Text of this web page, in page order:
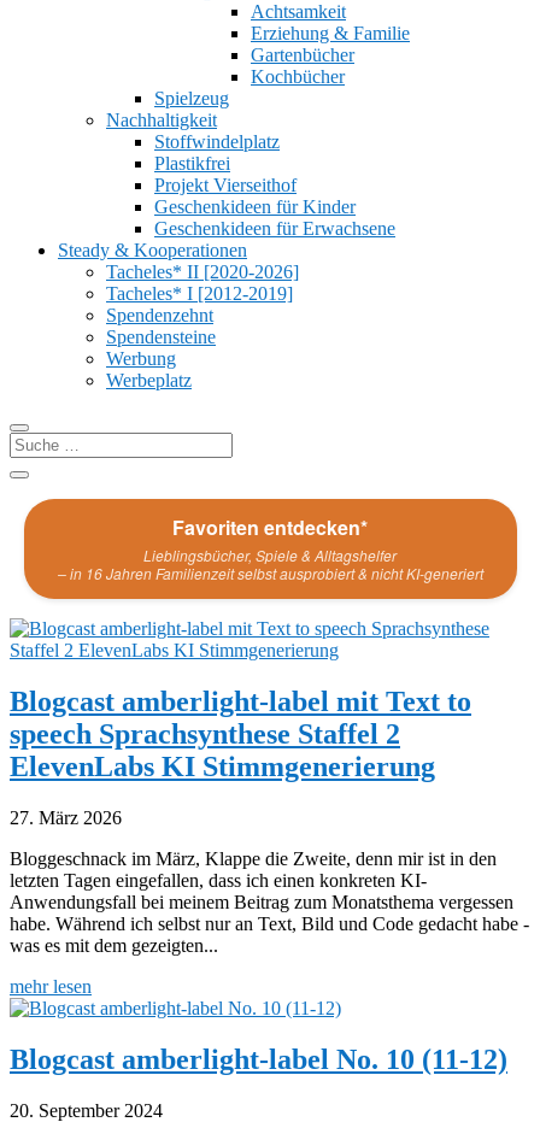
Achtsamkeit
Erziehung & Familie
Gartenbücher
Kochbücher
Spielzeug
Nachhaltigkeit
Stoffwindelplatz
Plastikfrei
Projekt Vierseithof
Geschenkideen für Kinder
Geschenkideen für Erwachsene
Steady & Kooperationen
Tacheles* II [2020-2026]
Tacheles* I [2012-2019]
Spendenzehnt
Spendensteine
Werbung
Werbeplatz
Favoriten entdecken*
Lieblingsbücher, Spiele & Alltagshelfer
– in 16 Jahren Familienzeit selbst ausprobiert & nicht KI-generiert
Blogcast amberlight-label mit Text to
speech Sprachsynthese Staffel 2
ElevenLabs KI Stimmgenerierung
27. März 2026
Bloggeschnack im März, Klappe die Zweite, denn mir ist in den
letzten Tagen eingefallen, dass ich einen konkreten KI-
Anwendungsfall bei meinem Beitrag zum Monatsthema vergessen
habe. Während ich selbst nur an Text, Bild und Code gedacht habe -
was es mit dem gezeigten...
mehr lesen
Blogcast amberlight-label No. 10 (11-12)
20. September 2024